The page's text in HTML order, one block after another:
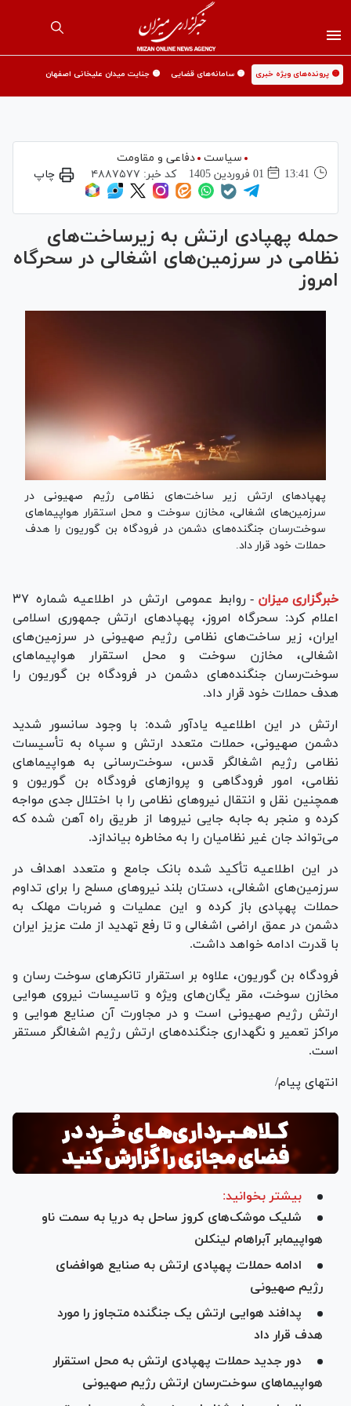
🟡 پرونده‌های ویژه خبری 🟡 سامانه‌های قضایی 🟡 جنایت میدان علیخانی اصفهان
سیاست
دفاعی و مقاومت
13:41
01 فروردين 1405 کد خبر: ۴۸۸۷۵۷۷ چاپ
حمله پهپادی ارتش به زیرساخت‌های
نظامی در سرزمین‌های اشغالی در سحرگاه
امروز
پهپاد‌های ارتش زیر ساخت‌های نظامی رژیم صهیونی در
سرزمین‌های اشغالی، مخازن سوخت و محل استقرار هواپیما‌های
سوخت‌رسان جنگنده‌های دشمن در فرودگاه بن گوریون را هدف
حملات خود قرار داد.
خبرگزاری میزان -
روابط عمومی ارتش در اطلاعیه شماره ۳۷
اعلام کرد: سحرگاه امروز، پهپاد‌های ارتش جمهوری اسلامی
ایران، زیر ساخت‌های نظامی رژیم صهیونی در سرزمین‌های
اشغالی، مخازن سوخت و محل استقرار هواپیما‌های
سوخت‌رسان جنگنده‌های دشمن در فرودگاه بن گوریون را
هدف حملات خود قرار داد.
ارتش در این اطلاعیه یادآور شده: با وجود سانسور شدید
دشمن صهیونی، حملات متعدد ارتش و سپاه به تأسیسات
نظامی رژیم اشغالگر قدس، سوخت‌رسانی به هواپیما‌های
نظامی، امور فرودگاهی و پرواز‌های فرودگاه بن گوریون و
همچنین نقل و انتقال نیرو‌های نظامی را با اختلال جدی مواجه
کرده و منجر به جابه جایی نیرو‌ها از طریق راه آهن شده که
می‌تواند جان غیر نظامیان را به مخاطره بیاندازد.
در این اطلاعیه تأکید شده بانک جامع و متعدد اهداف در
سرزمین‌های اشغالی، دستان بلند نیرو‌های مسلح را برای تداوم
حملات پهپادی باز کرده و این عملیات و ضربات مهلک به
دشمن در عمق اراضی اشغالی و تا رفع تهدید از ملت عزیز ایران
با قدرت ادامه خواهد داشت.
فرودگاه بن گوریون، علاوه بر استقرار تانکر‌های سوخت رسان و
مخازن سوخت، مقر یگان‌های ویژه و تاسیسات نیروی هوایی
ارتش رژیم صهیونی است و در مجاورت آن صنایع هوایی و
مراکز تعمیر و نگهداری جنگنده‌های ارتش رژیم اشغالگر مستقر
است.
انتهای پیام/
بیشتر بخوانید:
شلیک موشک‌های کروز ساحل به دریا به سمت ناو
هواپیمابر آبراهام لینکلن
ادامه حملات پهپادی ارتش به صنایع هوافضای
رژیم صهیونی
پدافند هوایی ارتش یک جنگنده متجاوز را مورد
هدف قرار داد
دور جدید حملات پهپادی ارتش به محل استقرار
هواپیما‌های سوخت‌رسان ارتش رژیم صهیونی